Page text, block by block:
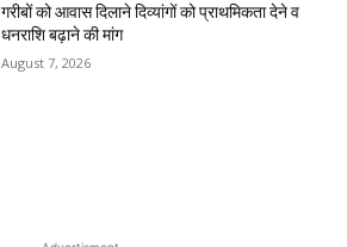
गरीबों को आवास दिलाने दिव्यांगों को प्राथमिकता देने व
धनराशि बढ़ाने की मांग
August 7, 2026